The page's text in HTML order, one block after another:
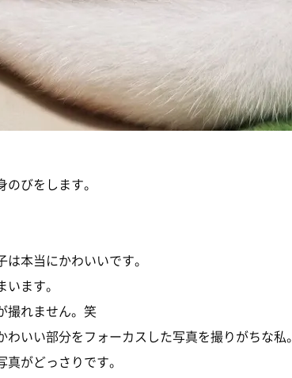
びをします。
本当にかわいいです。
ます。
撮れません。笑
いい部分をフォーカスした写真を撮りがちな私。
がどっさりです。